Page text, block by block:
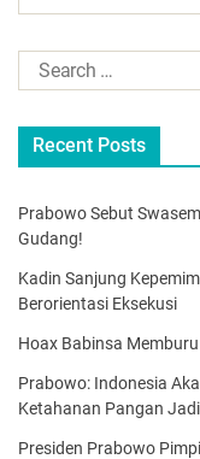
Recent Posts
Prabowo Sebut
Gudang!
Kadin Sanjung
Berorientasi Eksekusi
Hoax Babinsa
Prabowo: Indonesia
Ketahanan Pangan
Presiden Prabowo